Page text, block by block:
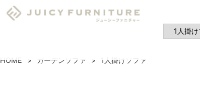
HOME ガーデンソファ 1人掛けソファ